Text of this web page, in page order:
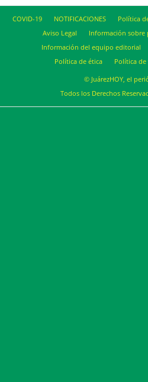
COVID-19 NOTIFICACIONES Política
Aviso Legal
Información sobre
Información del equipo editorial
Política de ética
Política
© JuárezHOY, el
Todos los Derechos